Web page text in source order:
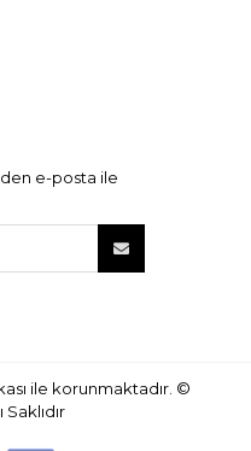
e-posta ile
ile korunmaktadır. ©
Saklıdır